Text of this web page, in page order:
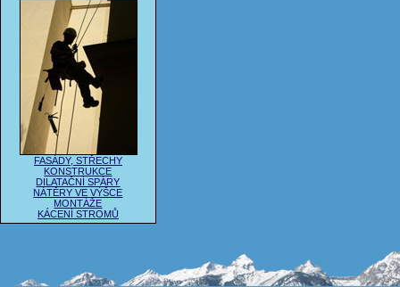
FASÁDY, STŘECHY
KONSTRUKCE
DILATAČNÍ SPÁRY
NÁTĚRY VE VÝŠCE
MONTÁŽE
KÁCENÍ STROMŮ